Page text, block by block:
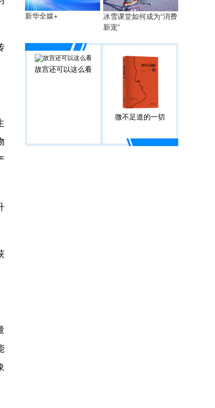
新华全媒+
冰雪课堂如何成为“消费
新宠”
故宫还可以这么看
微不足道的一切